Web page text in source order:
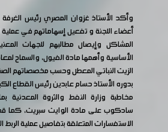
وأكد الأستاذ غزوان المصري رئيس
أعضاء اللجنة و تفعيل إسهاماتهم في عملية
المشاكل وإيصال مطالبهم للجهات
الأساسية وأهمها مادة الفيول، والسماح
الزيت النباتي المعطل وحسب مخصصاتهم
بدوره الأستاذ حسام عابدين رئيس القطاع
مخاطبة وزارة النفط والثروة المعدنية
سادكوب على مادة الوايت سبريت، كما
الاستفسارات المتعلقة بتفاصيل عملية الربط